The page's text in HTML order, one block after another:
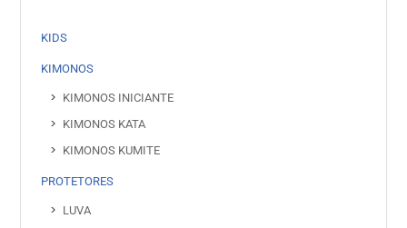
KIDS
KIMONOS
KIMONOS INICIANTE
KIMONOS KATA
KIMONOS KUMITE
PROTETORES
LUVA